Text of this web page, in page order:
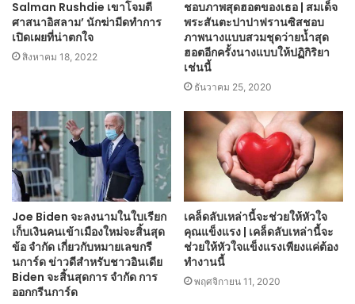
Salman Rushdie เขาโจมตี
ศาสนาอิสลาม’ นักฆ่ามีดทำการ
เปิดเผยที่น่าตกใจ
สิงหาคม 18, 2022
ชอบภาพสุดฮอตของเธอ | สมเด็จ
พระสันตะปาปาฟรานซิสชอบ
ภาพนางแบบสวมชุดว่ายน้ำสุด
ฮอตอีกครั้งนางแบบให้ปฏิกิริยา
เช่นนี้
ธันวาคม 25, 2020
Joe Biden จะลงนามในใบเรียก
เก็บเงินคนเข้าเมืองใหม่จะสิ้นสุด
ข้อ จำกัด เกี่ยวกับหมายเลขกรี
นการ์ด ข่าวดีสำหรับชาวอินเดีย
Biden จะสิ้นสุดการ จำกัด การ
ออกกรีนการ์ด
เคล็ดลับเหล่านี้จะช่วยให้หัวใจ
คุณแข็งแรง | เคล็ดลับเหล่านี้จะ
ช่วยให้หัวใจแข็งแรงเพียงแค่ต้อง
ทำงานนี้
พฤศจิกายน 11, 2020